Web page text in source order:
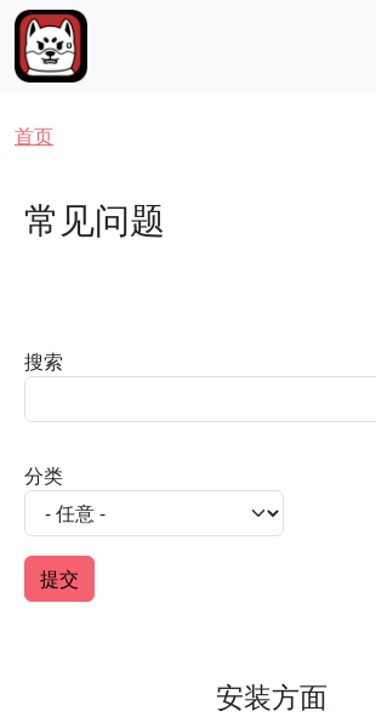
跳转到主要内容
面包屑
首页
常见问题
搜索
分类
安装方面